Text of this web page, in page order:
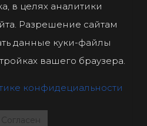
в целях аналитики
Разрешение сайтам
данные куки-файлы
вашего браузера.
конфидециальности
Согласен